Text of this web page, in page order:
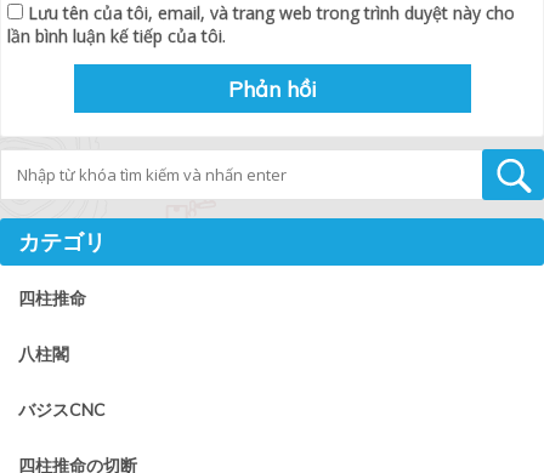
Lưu tên của tôi, email, và trang web trong trình duyệt này cho
lần bình luận kế tiếp của tôi.
カテゴリ
四柱推命
八柱閣
バジスCNC
四柱推命の切断